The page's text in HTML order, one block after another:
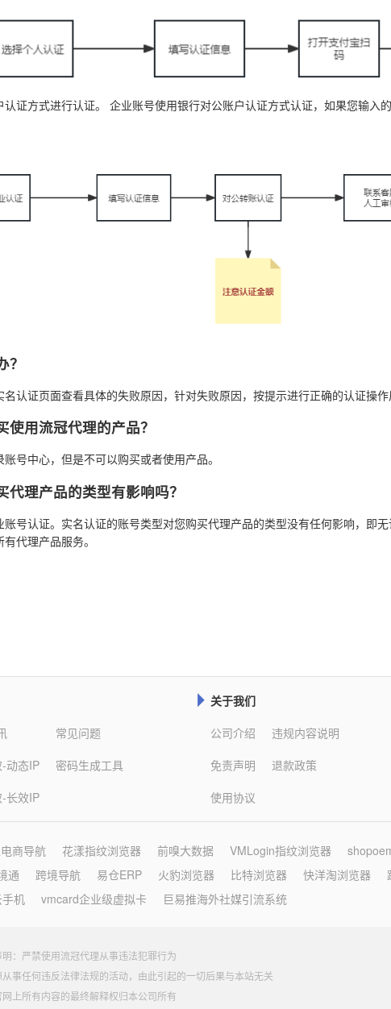
认证方式进行认证。 企业账号使用银行对公账户认证方式认证，如果您输入
？
认证页面查看具体的失败原因，针对失败原因，按提示进行正确的认证操作
使用流冠代理的产品？
号中心，但是不可以购买或者使用产品。
理产品的类型有影响吗？
号认证。实名认证的账号类型对您购买代理产品的类型没有任何影响，即
代理产品服务。
动态IP
长效IP
常见问题
密码生成工具
 关于我们
公司介绍
免责声明
使用协议
违规内容说明
退款政策
商导航 花漾指纹浏览器 前嗅大数据 VMLogin指纹浏览器
通 跨境导航 易仓ERP 火豹浏览器 比特浏览器 快洋淘浏览器
机 vmcard企业级虚拟卡 巨易推海外社媒引流系统
明：严禁使用流冠代理从事违法犯罪行为
事任何违反法律法规的活动，由此引起的一切后果与本站无关
网上所有内容的最终解释权归本公司所有